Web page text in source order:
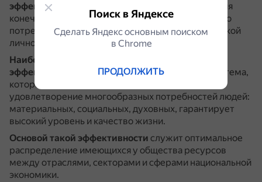
эффективности
является степень удовлетворения
конечных потребностей общества, и прежде всего
потребностей, связанных с развитием человеческой
личности.
Наибольшей социально-экономической
эффективностью
обладает та экономическая система,
которая в наибольшей степени обеспечивает
удовлетворение многообразных потребностей людей:
материальных, социальных, духовных, гарантирует
высокий уровень и качество жизни.
Основой такой эффективности служит оптимальное
распределение имеющихся у общества ресурсов
между отраслями, секторами и сферами национальной
экономики.
Поиск в Яндексе
Сделать Яндекс основным поиском
в Сhrome
ПРОДОЛЖИТЬ